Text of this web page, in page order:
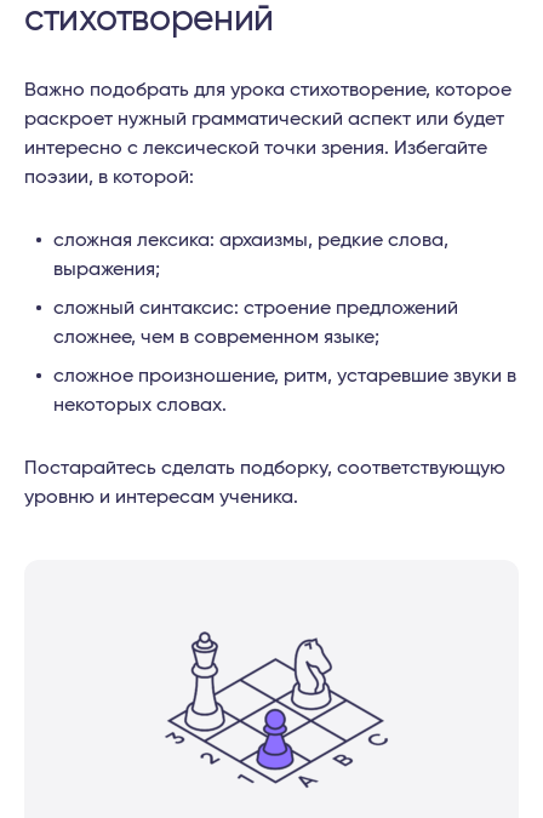
стихотворений
Важно подобрать для урока стихотворение, которое
раскроет нужный грамматический аспект или будет
интересно с лексической точки зрения. Избегайте
поэзии, в которой:
сложная лексика: архаизмы, редкие слова,
выражения;
сложный синтаксис: строение предложений
сложнее, чем в современном языке;
сложное произношение, ритм, устаревшие звуки в
некоторых словах.
Постарайтесь сделать подборку, соответствующую
уровню и интересам ученика.